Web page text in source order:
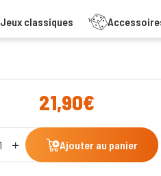
Jeux classiques
21,90€
Ajouter au panier